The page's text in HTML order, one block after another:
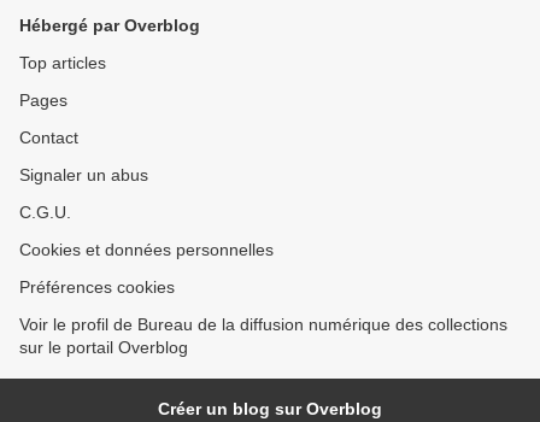
Hébergé par Overblog
Top articles
Pages
Contact
Signaler un abus
C.G.U.
Cookies et données personnelles
Préférences cookies
Voir le profil de Bureau de la diffusion numérique des collections
sur le portail Overblog
Créer un blog sur Overblog